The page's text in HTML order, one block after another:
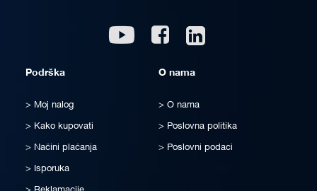
Youtube Facebook
Podrška
Moj nalog
Kako kupovati
Načini plaćanja
Isporuka
O nama
O nama
Poslovna politika
Poslovni podaci